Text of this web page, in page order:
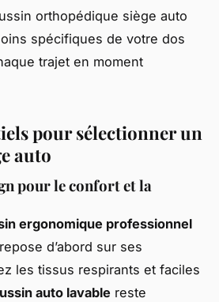
orthopédique siège auto
spécifiques de votre dos
trajet en moment
pour sélectionner un
auto
pour le confort et la
ergonomique professionnel
repose d’abord sur ses
les tissus respirants et faciles
auto lavable reste